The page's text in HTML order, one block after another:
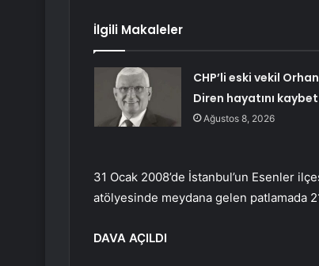
İlgili Makaleler
CHP’li eski vekil
Diren hayatını
Ağustos 8, 2026
31 Ocak 2008’de İstanbul’un Esenler
atölyesinde meydana gelen patlamada
DAVA AÇILDI